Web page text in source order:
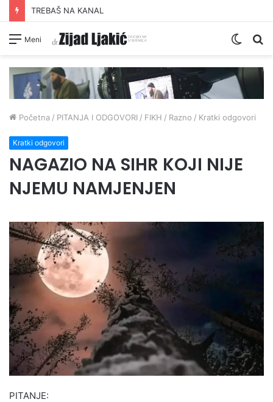
TREBAŠ NA KANAL
Meni
Switch
Početna / PITANJA I ODGOVORI / FIKH / Razno / Kratki odgovori
Kratki odgovori
NAGAZIO NA SIHR KOJI NIJE
NJEMU NAMJENJEN
PITANJE: